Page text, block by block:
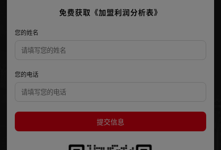
免费获取《加盟利润分析表》
您的姓名
您的电话
提交信息